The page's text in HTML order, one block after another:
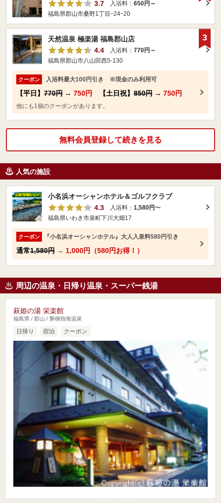
3.7 入浴料： 650円～
福島県郡山市桑野1丁目ｰ24ｰ20
天然温泉 極楽湯 福島郡山店
4.4
入浴料： 770円～
福島県郡山市八山田西5-130
クーポン 入浴料最大100円引き ※現金のみ利用可
【平日】 770円 → 750円 【土日祝】 850円 → 750円
他にも1個のクーポンがあります。
3
無料会員登録して続きを見る
人気の施設
小名浜オーシャンホテル＆ゴルフクラブ
4.3
入浴料： 1,580円〜
福島県いわき市泉町下川大畑17
クーポン 『小名浜オーシャンホテル』大人入泉料580円引き
通常1,580円 → 1,000円（580円お得！）
周辺の温泉・日帰り温泉・スーパー銭湯
萩姫の湯 栄楽館
福島県 / 郡山 / 磐梯熱海温泉
日帰り 宿泊 クーポン